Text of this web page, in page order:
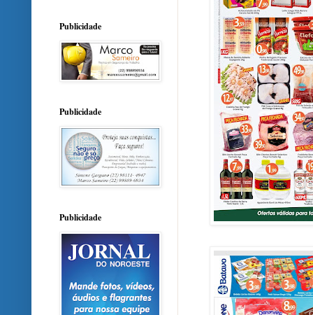
Publicidade
Publicidade
Publicidade